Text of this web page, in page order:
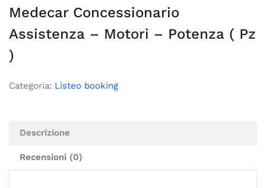
Medecar Concessionario
Assistenza – Motori – Potenza ( Pz
)
Categoria: Listeo booking
Descrizione
Recensioni (0)